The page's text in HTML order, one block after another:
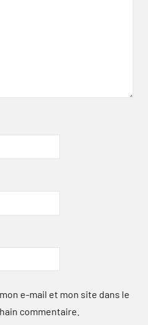
e-mail et mon site dans le
commentaire.